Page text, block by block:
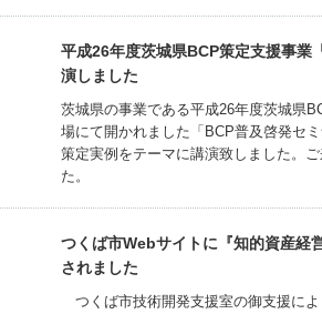
平成26年度茨城県BCP策定支援事業
演しました
茨城県の事業である平成26年度茨城県
場にて開かれました「BCP普及啓発セ
策定実例をテーマに講演致しました。
た。
つくば市Webサイトに『知的資産経
されました
つくば市技術開発支援室の御支援に